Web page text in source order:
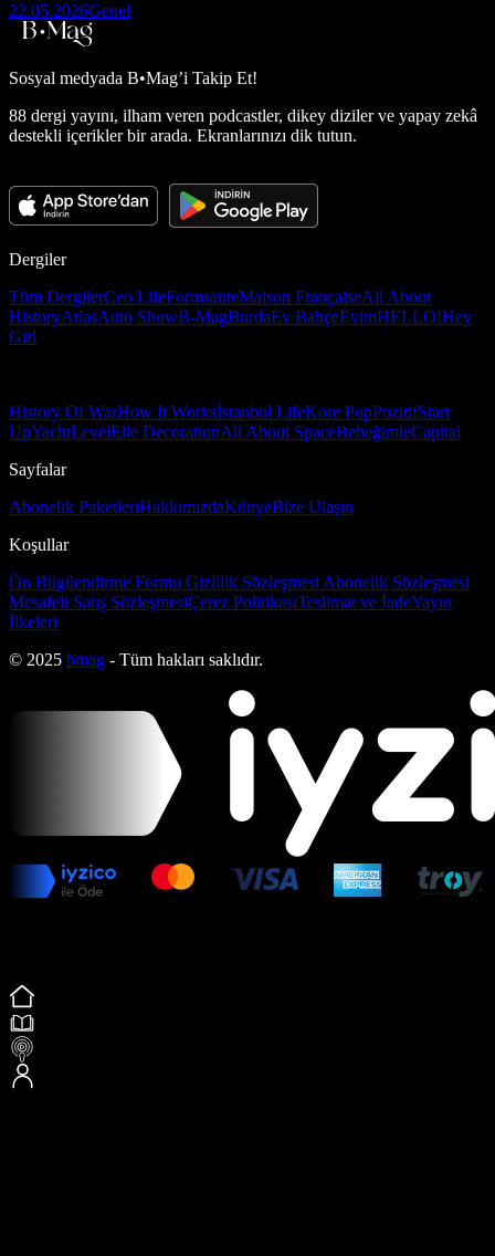
22.05.2026Genel
Sosyal medyada B•Mag’i Takip Et!
88 dergi yayını, ilham veren podcastler, dikey diziler ve yapay zekâ
destekli içerikler bir arada. Ekranlarınızı dik tutun.
Dergiler
Tüm DergilerCeo LifeFormsanteMaison FrançaiseAll About
HistoryAtlasAuto ShowB-MagBurdaEv BahçeEvimHELLO!Hey
Girl
History Of WarHow It Worksİstanbul LifeKore PopPozitifStart
UpYachtLevelElle DecorationAll About SpaceBebeğimleCapital
Sayfalar
Abonelik PaketleriHakkımızdaKünyeBize Ulaşın
Koşullar
Ön Bilgilendirme Formu Gizlilik Sözleşmesi Abonelik Sözleşmesi
Mesafeli Satış SözleşmesiÇerez PolitikasıTeslimat ve İadeYayın
İlkeleri
© 2025 bmag - Tüm hakları saklıdır.